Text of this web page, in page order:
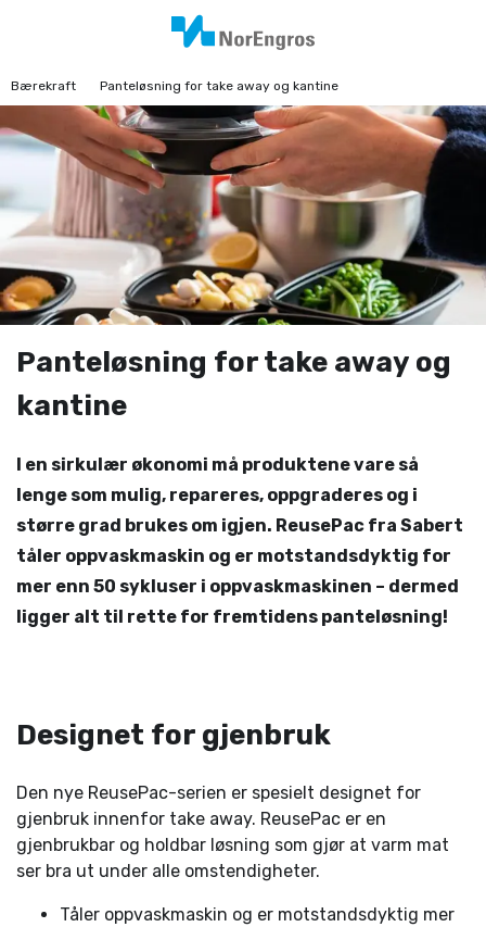
Bærekraft Panteløsning for take away og kantine
Panteløsning for take away og
kantine
I en sirkulær økonomi må produktene vare så
lenge som mulig, repareres, oppgraderes og i
større grad brukes om igjen. ReusePac fra Sabert
tåler oppvaskmaskin og er motstandsdyktig for
mer enn 50 sykluser i oppvaskmaskinen – dermed
ligger alt til rette for fremtidens panteløsning!
Designet for gjenbruk
Den nye ReusePac-serien er spesielt designet for
gjenbruk innenfor take away. ReusePac er en
gjenbrukbar og holdbar løsning som gjør at varm mat
ser bra ut under alle omstendigheter.
Tåler oppvaskmaskin og er motstandsdyktig mer